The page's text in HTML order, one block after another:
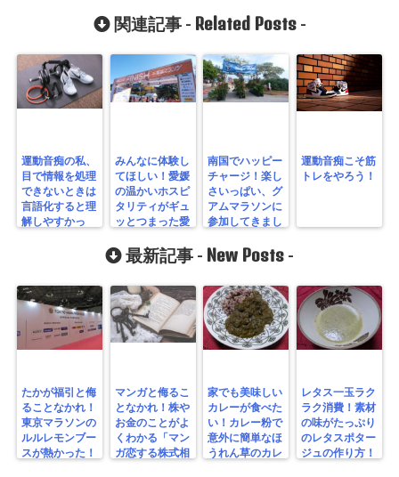
関連記事 - Related Posts-
運動音痴の私、
目で情報を処理
できないときは
言語化すると理
解しやすかっ
みんなに体験し
てほしい！愛媛
の温かいホスピ
タリティがギュ
ッとつまった愛
加してみて！
南国でハッピー
チャージ！楽し
さいっぱい、グ
アムマラソンに
参加してきまし
運動音痴こそ筋
トレをやろう！
最新記事 - New Posts -
たかが福引と侮
ることなかれ！
東京マラソンの
ルルレモンブー
スが熱かった！
マンガと侮るこ
となかれ！株や
お金のことがよ
くわかる「マン
ガ恋する株式相
家でも美味しい
カレーが食べた
い！カレー粉で
意外に簡単なほ
うれん草のカレ
レタス一玉ラク
ラク消費！素材
の味がたっぷり
のレタスポター
ジュの作り方！